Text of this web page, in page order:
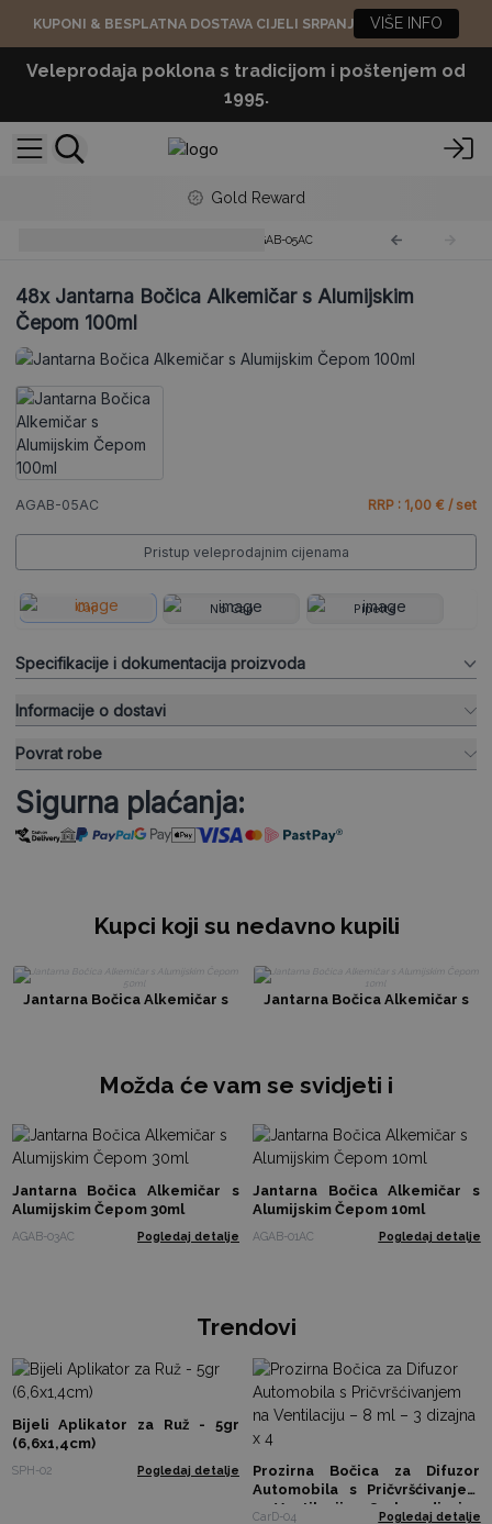
KUPONI & BESPLATNA DOSTAVA CIJELI SRPANJ VIŠE INFO
Veleprodaja poklona s tradicijom i poštenjem od
1995.
Gold Reward
AGAB-05AC
48xJantarna Bočica Alkemičar s Alumijskim
Čepom 100ml
AGAB-05AC RRP : 1,00 € / set
Pristup veleprodajnim cijenama
Cap No Cap Pipette
Specifikacije i dokumentacija proizvoda
Informacije o dostavi
Povrat robe
Sigurna plaćanja:
Kupci koji su nedavno kupili
Jantarna Bočica Alkemičar s
Jantarna Bočica Alkemičar s
Možda će vam se svidjeti i
Jantarna Bočica Alkemičar s
Alumijskim Čepom 30ml
AGAB-03AC Pogledaj detalje
Jantarna Bočica Alkemičar s
Alumijskim Čepom 10ml
AGAB-01AC Pogledaj detalje
Trendovi
Bijeli Aplikator za Ruž - 5gr
(6,6x1,4cm)
SPH-02 Pogledaj detalje
Prozirna Bočica za Difuzor
Automobila s Pričvršćivanjem
na Ventilaciju – 8 ml – 3 dizajna
CarD-04 Pogledaj detalje